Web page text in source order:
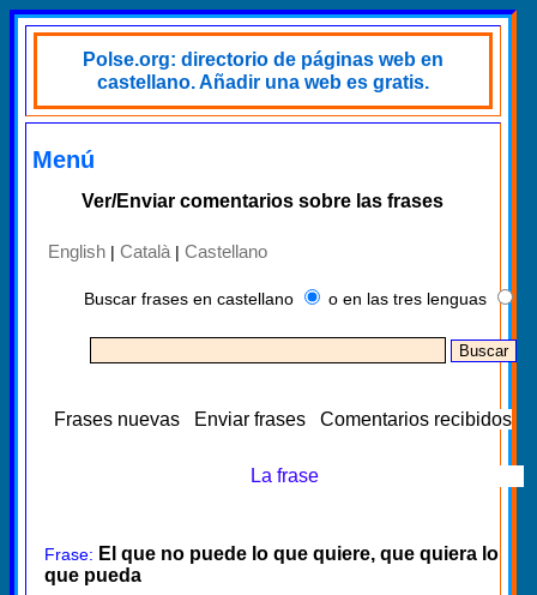
Polse.org: directorio de páginas web en
castellano. Añadir una web es gratis.
Menú
Ver/Enviar comentarios sobre las frases
English | Català | Castellano
Buscar frases en castellano o en las tres lenguas
Frases nuevas Enviar frases Comentarios recibidos
La frase
Frase: El que no puede lo que quiere, que quiera lo
que pueda